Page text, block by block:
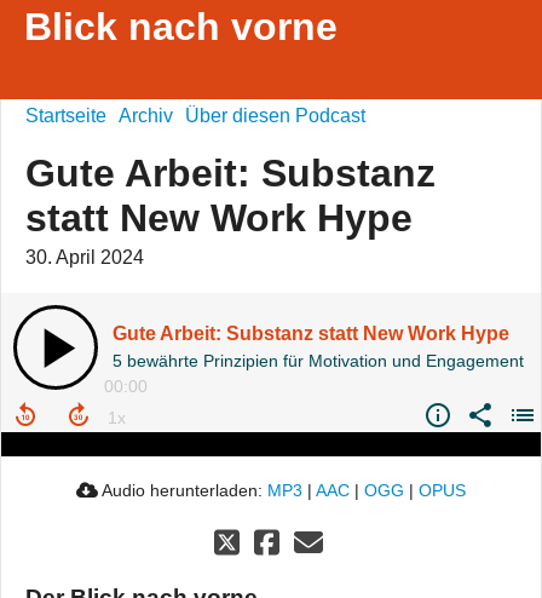
Blick nach vorne
Startseite Archiv Über diesen Podcast
Gute Arbeit: Substanz
statt New Work Hype
30. April 2024
Gute Arbeit: Substanz statt New Work Hype
5 bewährte Prinzipien für Motivation und Engagement
00:00
Audio herunterladen: MP3 | AAC | OGG | OPUS